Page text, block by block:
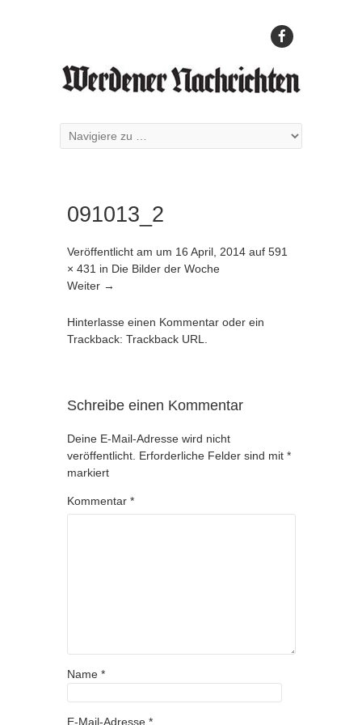
091013_2
Veröffentlicht am um 16 April, 2014 auf 591
× 431 in Die Bilder der Woche
Weiter →
Hinterlasse einen Kommentar oder ein
Trackback: Trackback URL
Schreibe einen Kommentar
Deine E-Mail-Adresse wird nicht
veröffentlicht. Erforderliche Felder sind mit *
markiert
Kommentar *
Name *
E-Mail-Adresse *